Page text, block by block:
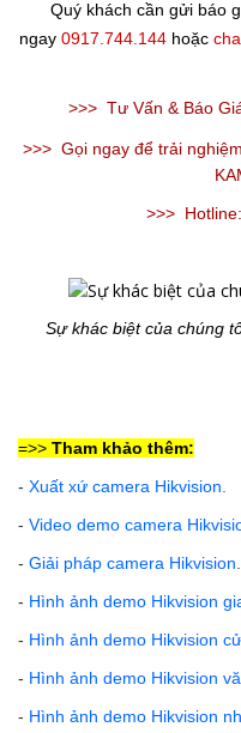
Quý khách cần gửi báo
ngay 0917.744.144 hoặc
>>> Tư Vấn & Báo
>>> Gọi ngay để trải
>>> Hotline:
Sự khác biệt của chúng
=>> Tham khảo thêm:
- Xuất xứ camera Hikvision
- Video demo camera
- Giải pháp camera Hikvision
- Hình ảnh demo Hikvision
- Hình ảnh demo Hikvision
- Hình ảnh demo Hikvision
- Hình ảnh demo Hikvision